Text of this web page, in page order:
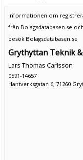
Informationen om
från Bolagsdatabasen.se
besök Bolagsdatabasen.se
Grythyttan Teknik
Lars Thomas Carlsson
0591-14657
Hantverksgatan 6, 71260